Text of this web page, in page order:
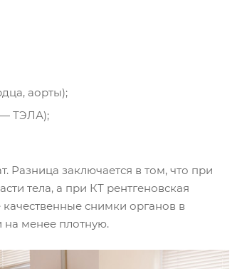
аорты);
— ТЭЛА);
Разница заключается в том, что при
тела, а при КТ рентгеновская
снимки органов в
на менее плотную.